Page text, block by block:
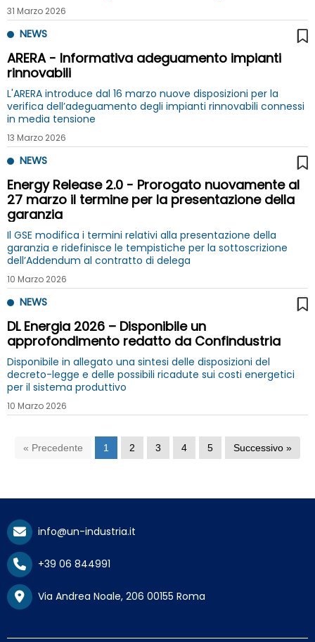
31 Marzo 2026
NEWS
ARERA - Informativa adeguamento impianti
rinnovabili
L'ARERA introduce dal 16 marzo nuove disposizioni per la
verifica dell’adeguamento degli impianti rinnovabili connessi
in media tensione
13 Marzo 2026
NEWS
Energy Release 2.0 - Prorogato nuovamente al
27 marzo il termine per la presentazione della
garanzia
Il GSE modifica i termini relativi alla presentazione della
garanzia e ridefinisce le tempistiche per la sottoscrizione
dell’Addendum al contratto di delega
10 Marzo 2026
NEWS
DL Energia 2026 – Disponibile un
approfondimento redatto da Confindustria
Disponibile in allegato una sintesi delle disposizioni del
decreto-legge e delle possibili ricadute sui costi energetici
per il sistema produttivo
10 Marzo 2026
« Precedente 1 2 3 4 5 Successivo »
info@un-industria.it
+39 06 844991
Via Andrea Noale, 206 00155 Roma